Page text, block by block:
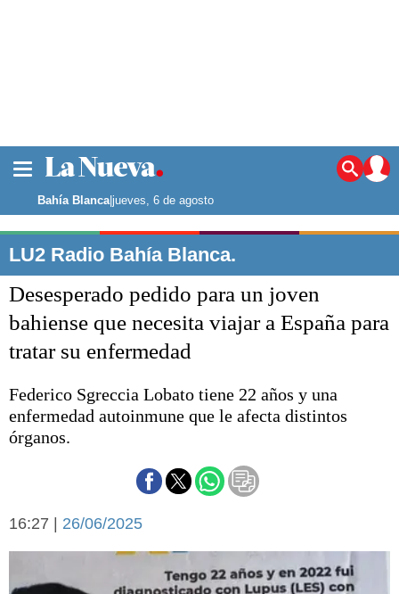
Noticias
La ciudad
Punta Alta
El país
El mundo
Seguridad
Escenario Olímpico
Liga del Sur
Básquetbol
Aplausos
Economía y campo
Con el campo
Espacio empresas
Bahía Blanca|jueves, 6 de agosto
LU2 Radio Bahía Blanca.
Desesperado pedido para un joven
bahiense que necesita viajar a España para
tratar su enfermedad
Federico Sgreccia Lobato tiene 22 años y una
enfermedad autoinmune que le afecta distintos
órganos.
16:27 | 26/06/2025